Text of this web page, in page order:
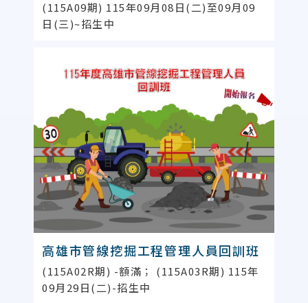
(115A09期) 115年09月08日(二)至09月09
日(三)~招生中
高雄市管線挖掘工程管理人員回訓班
(115A02R期) -額滿； (115A03R期) 115年
09月29日(二)-招生中